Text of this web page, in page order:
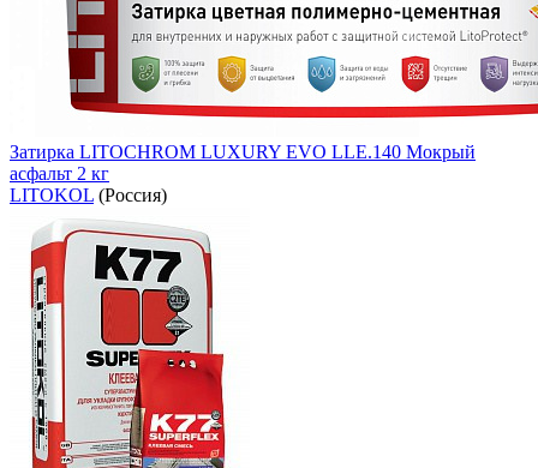
Затирка LITOCHROM LUXURY EVO LLE.140 Мокрый
асфальт 2 кг
LITOKOL (Россия)